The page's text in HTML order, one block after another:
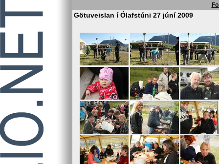
Götuveislan í Ólafstúni 27 júní 2009